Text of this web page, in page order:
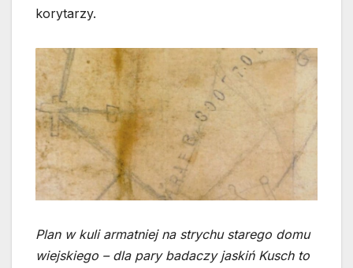
korytarzy.
Plan w kuli armatniej na strychu starego domu
wiejskiego – dla pary badaczy jaskiń Kusch to